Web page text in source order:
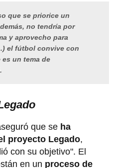
que se priorice un
no tendría por
y aprovecho para
el fútbol convive con
un tema de
que se ha
proyecto Legado,
con su objetivo". El
en un proceso de